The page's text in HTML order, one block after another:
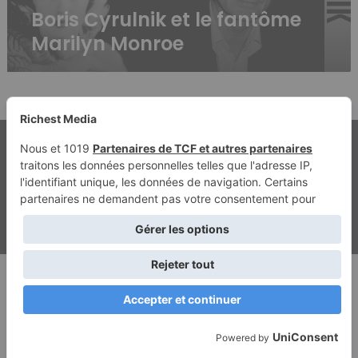
Boris Cyrulnik et le fantôme
Marilyn Monroe
© Copyright 2026, Tous droits réservés | Richest Media & Jannah
Mentions légales
Contact
Politique de confidentialité
ghostwriting kosten
beste ghostwriter agentur
Facebook
TwitterYouTube
Instagram
RSS